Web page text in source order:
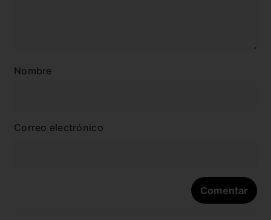
Nombre
Correo electrónico